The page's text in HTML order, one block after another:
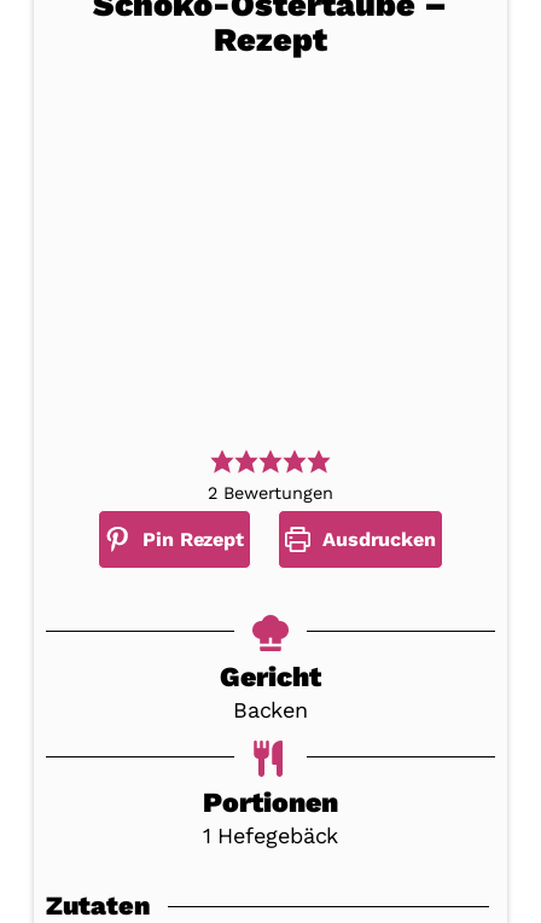
Rezept
2 Bewertungen
Pin Rezept Ausdrucken
Gericht
Backen
Portionen
1 Hefegebäck
Zutaten